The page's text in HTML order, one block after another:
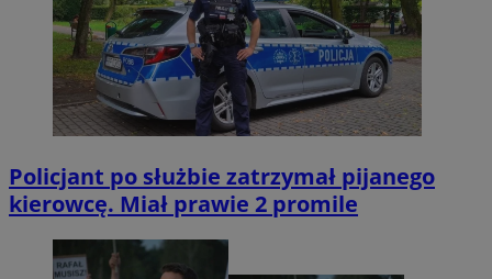
Policjant po służbie zatrzymał pijanego
kierowcę. Miał prawie 2 promile